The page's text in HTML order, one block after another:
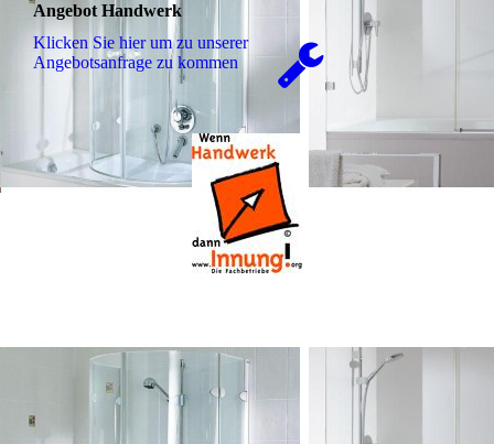
Angebot Handwerk
Klicken Sie hier um zu unserer
An­ge­bots­an­fra­ge zu kommen